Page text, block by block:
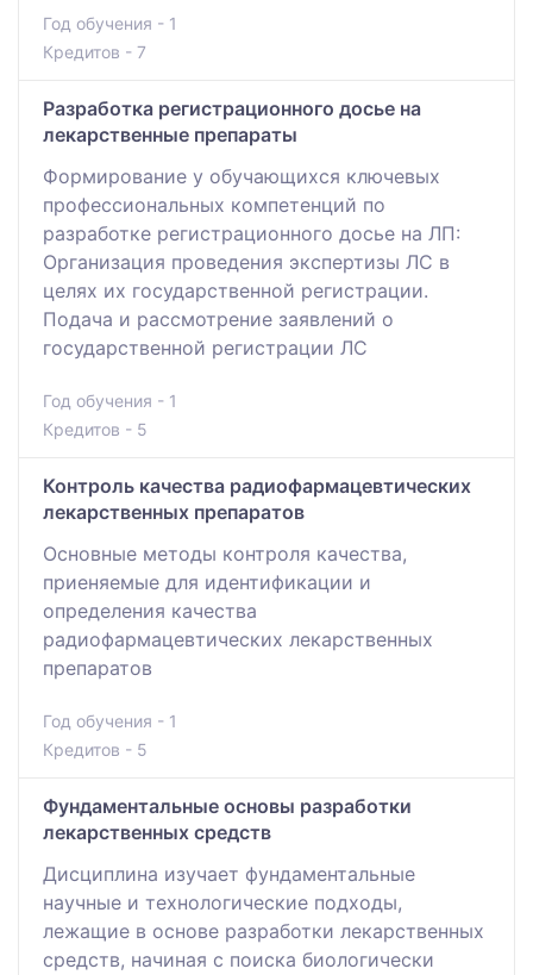
Год обучения - 1
Кредитов - 7
Разработка регистрационного досье на
лекарственные препараты
Формирование у обучающихся ключевых
профессиональных компетенций по
разработке регистрационного досье на ЛП:
Организация проведения экспертизы ЛС в
целях их государственной регистрации.
Подача и рассмотрение заявлений о
государственной регистрации ЛС
Год обучения - 1
Кредитов - 5
Контроль качества радиофармацевтических
лекарственных препаратов
Основные методы контроля качества,
приеняемые для идентификации и
определения качества
радиофармацевтических лекарственных
препаратов
Год обучения - 1
Кредитов - 5
Фундаментальные основы разработки
лекарственных средств
Дисциплина изучает фундаментальные
научные и технологические подходы,
лежащие в основе разработки лекарственных
средств, начиная с поиска биологически